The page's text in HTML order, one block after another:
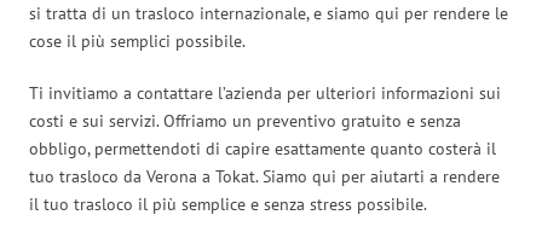
si tratta di un trasloco internazionale, e siamo qui per rendere le
cose il più semplici possibile.
Ti invitiamo a contattare l’azienda per ulteriori informazioni sui
costi e sui servizi. Offriamo un preventivo gratuito e senza
obbligo, permettendoti di capire esattamente quanto costerà il
tuo trasloco da Verona a Tokat. Siamo qui per aiutarti a rendere
il tuo trasloco il più semplice e senza stress possibile.